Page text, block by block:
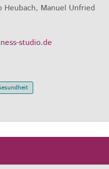
Heubach, Manuel Unfried
studio.de